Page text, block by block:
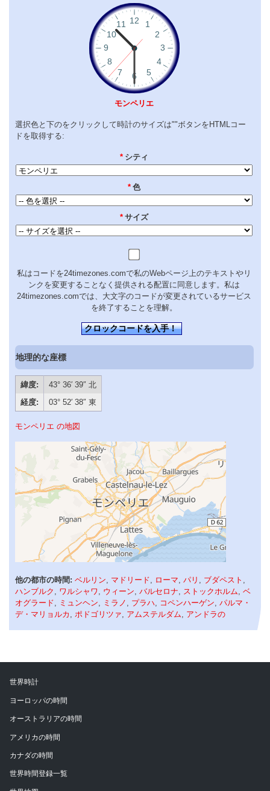
モンペリエ
選択色と下のをクリックして時計のサイズは""ボタンをHTMLコー
ドを取得する:
* シティ
* 色
* サイズ
私はコードを24timezones.comで私のWebページ上のテキストやリ
ンクを変更することなく提供される配置に同意します。私は
24timezones.comでは、大文字のコードが変更されているサービス
を終了することを理解。
クロックコードを入手！
地理的な座標
緯度:
43° 36′ 39″ 北
経度:
03° 52′ 38″ 東
モンペリエ の地図
他の都市の時間: ベルリン マドリード ローマ パリ ブダペスト
ハンブルク
ワルシャワ ウィーン バルセロナ ストックホルム ベ
オグラード
ミュンヘン ミラノ プラハ コペンハーゲン パルマ・
デ・マリョルカ
ポドゴリツァ アムステルダム アンドラの
世界時計
ヨーロッパの時間
オーストラリアの時間
アメリカの時間
カナダの時間
世界時間登録一覧